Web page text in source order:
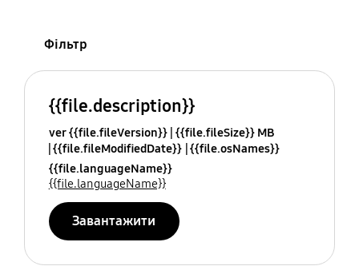
Фільтр
{{file.description}}
ver {{file.fileVersion}} {{file.fileSize}} MB
{{file.fileModifiedDate}} {{file.osNames}}
{{file.languageName}}
{{file.languageName}}
Завантажити